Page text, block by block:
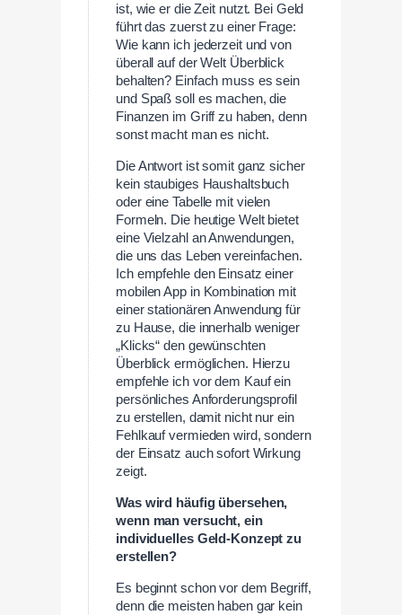
ist, wie er die Zeit nutzt. Bei Geld
führt das zuerst zu einer Frage:
Wie kann ich jederzeit und von
überall auf der Welt Überblick
behalten? Einfach muss es sein
und Spaß soll es machen, die
Finanzen im Griff zu haben, denn
sonst macht man es nicht.
Die Antwort ist somit ganz sicher
kein staubiges Haushaltsbuch
oder eine Tabelle mit vielen
Formeln. Die heutige Welt bietet
eine Vielzahl an Anwendungen,
die uns das Leben vereinfachen.
Ich empfehle den Einsatz einer
mobilen App in Kombination mit
einer stationären Anwendung für
zu Hause, die innerhalb weniger
„Klicks“ den gewünschten
Überblick ermöglichen. Hierzu
empfehle ich vor dem Kauf ein
persönliches Anforderungsprofil
zu erstellen, damit nicht nur ein
Fehlkauf vermieden wird, sondern
der Einsatz auch sofort Wirkung
zeigt.
Was wird häufig übersehen,
wenn man versucht, ein
individuelles Geld-Konzept zu
erstellen?
Es beginnt schon vor dem Begriff,
denn die meisten haben gar kein